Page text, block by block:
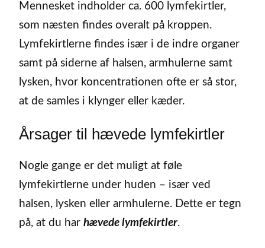
Mennesket indholder ca. 600 lymfekirtler,
som næsten findes overalt på kroppen.
Lymfekirtlerne findes især i de indre organer
samt på siderne af halsen, armhulerne samt
lysken, hvor koncentrationen ofte er så stor,
at de samles i klynger eller kæder.
Årsager til hævede lymfekirtler
Nogle gange er det muligt at føle
lymfekirtlerne under huden – især ved
halsen, lysken eller armhulerne. Dette er tegn
på, at du har hævede lymfekirtler.